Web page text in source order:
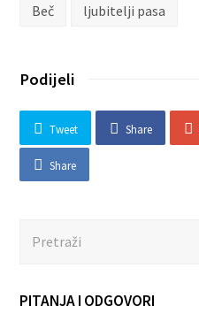
Beč ljubitelji pasa
Podijeli
Tweet Share
Share
PITANJA I ODGOVORI